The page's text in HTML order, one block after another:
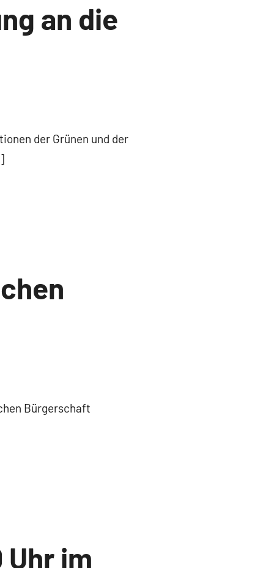
an die
der Grünen und der
Bürgerschaft
Uhr im